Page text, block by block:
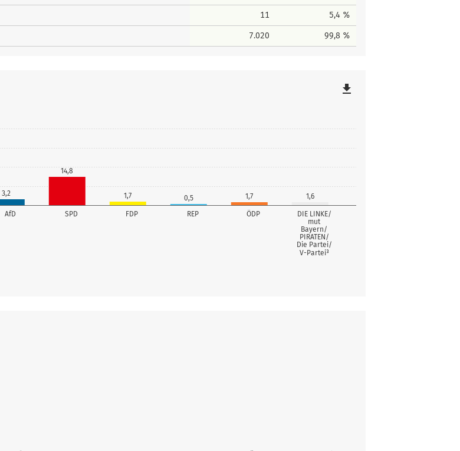
11 5,4 %
7.020 99,8 %
AfD SPD FDP REP ÖDP
DIE LINKE/
mut
Bayern/
PIRATEN/
Die Partei/
V-Partei³
3,2
14,8
1,7 0,5 1,7 1,6
file_download